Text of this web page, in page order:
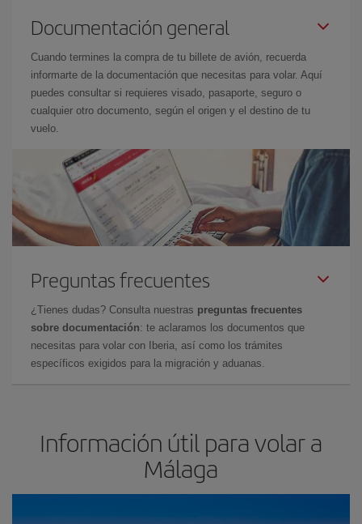
Documentación general
Cuando termines la compra de tu billete de avión, recuerda
informarte de la documentación que necesitas para volar. Aquí
puedes consultar si requieres visado, pasaporte, seguro o
cualquier otro documento, según el origen y el destino de tu
vuelo.
Preguntas frecuentes
¿Tienes dudas? Consulta nuestras preguntas frecuentes
sobre documentación: te aclaramos los documentos que
necesitas para volar con Iberia, así como los trámites
específicos exigidos para la migración y aduanas.
Información útil para volar a
Málaga